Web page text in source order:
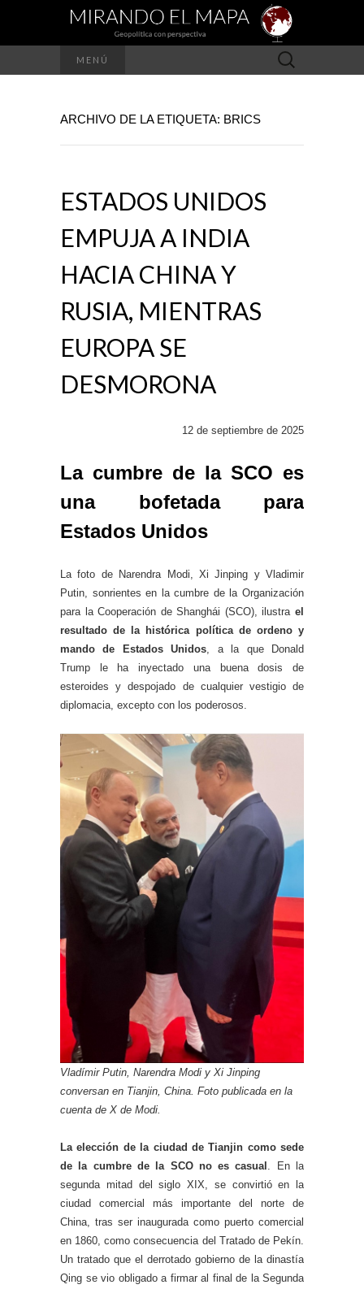
MENÚ Buscar:
ARCHIVO DE LA ETIQUETA: BRICS
ESTADOS UNIDOS
EMPUJA A INDIA
HACIA CHINA Y
RUSIA, MIENTRAS
EUROPA SE
DESMORONA
12 de septiembre de 2025
La cumbre de la SCO es
una bofetada para
Estados Unidos
La foto de Narendra Modi, Xi Jinping y Vladimir
Putin, sonrientes en la cumbre de la Organización
para la Cooperación de Shanghái (SCO), ilustra el
resultado de la histórica política de ordeno y
mando de Estados Unidos , a la que Donald
Trump le ha inyectado una buena dosis de
esteroides y despojado de cualquier vestigio de
diplomacia, excepto con los poderosos.
Vladímir Putin, Narendra Modi y Xi Jinping
conversan en Tianjin, China. Foto publicada en la
cuenta de X de Modi.
La elección de la ciudad de Tianjin como sede
de la cumbre de la SCO no es casual
. En la
segunda mitad del siglo XIX, se convirtió en la
ciudad comercial más importante del norte de
China, tras ser inaugurada como puerto comercial
en 1860, como consecuencia del Tratado de Pekín.
Un tratado que el derrotado gobierno de la dinastía
Qing se vio obligado a firmar al final de la Segunda